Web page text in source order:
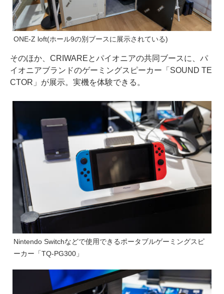
ONE-Z loft(ホール9の別ブースに展示されている)
そのほか、CRIWAREとパイオニアの共同ブースに、パ
イオニアブランドのゲーミングスピーカー「SOUND TE
CTOR」が展示。実機を体験できる。
Nintendo Switchなどで使用できるポータブルゲーミングスピ
ーカー「TQ-PG300」